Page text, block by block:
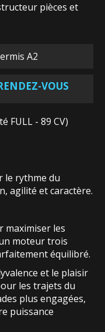
pièces et
A2
VOUS
FULL - 89 CV)
le rythme du
agilité et caractère.
maximiser les
moteur trois
équilibré.
et le plaisir
les trajets du
plus engagées,
puissance